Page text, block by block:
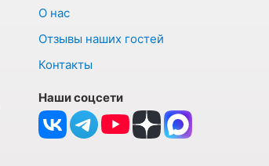
О нас
Отзывы наших гостей
Контакты
Наши соцсети